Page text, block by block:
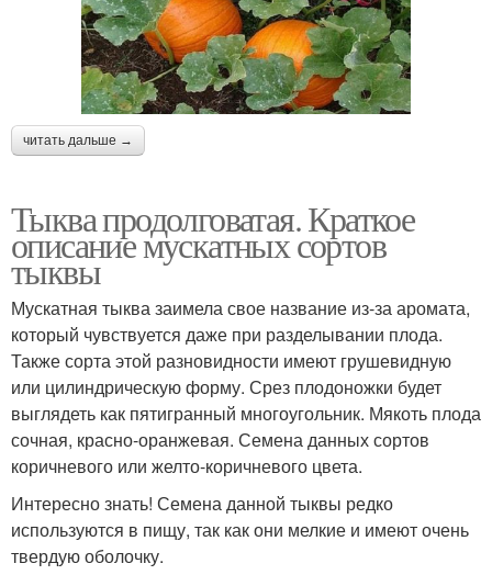
читать дальше →
Тыква продолговатая. Краткое
описание мускатных сортов
тыквы
Мускатная тыква заимела свое название из-за аромата,
который чувствуется даже при разделывании плода.
Также сорта этой разновидности имеют грушевидную
или цилиндрическую форму. Срез плодоножки будет
выглядеть как пятигранный многоугольник. Мякоть плода
сочная, красно-оранжевая. Семена данных сортов
коричневого или желто-коричневого цвета.
Интересно знать! Семена данной тыквы редко
используются в пищу, так как они мелкие и имеют очень
твердую оболочку.